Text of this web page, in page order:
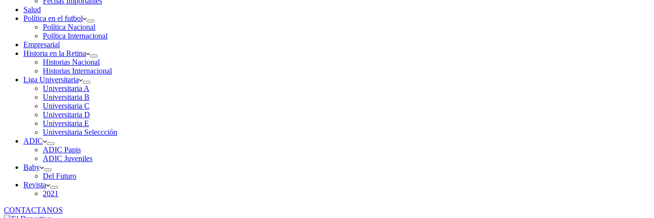
Salud
Política en el futbol
Política Nacional
Política Internacional
Empresarial
Historia en la Retina
Historias Nacional
Historias Internacional
Liga Universitaria
Universitaria A
Universitaria B
Universitaria C
Universitaria D
Universitaria E
Universitaria Seleccción
ADIC
ADIC Papis
ADIC Juveniles
Baby
Del Futuro
Revista
2021
CONTACTANOS